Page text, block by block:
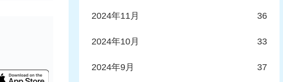
2024年11月 36
2024年10月 33
2024年9月 37